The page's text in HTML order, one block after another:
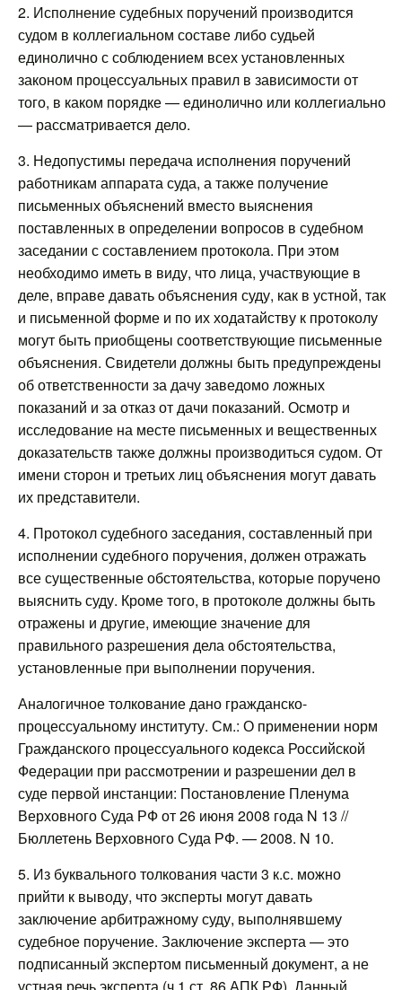
2. Исполнение судебных поручений производится
судом в коллегиальном составе либо судьей
единолично с соблюдением всех установленных
законом процессуальных правил в зависимости от
того, в каком порядке — единолично или коллегиально
— рассматривается дело.
3. Недопустимы передача исполнения поручений
работникам аппарата суда, а также получение
письменных объяснений вместо выяснения
поставленных в определении вопросов в судебном
заседании с составлением протокола. При этом
необходимо иметь в виду, что лица, участвующие в
деле, вправе давать объяснения суду, как в устной, так
и письменной форме и по их ходатайству к протоколу
могут быть приобщены соответствующие письменные
объяснения. Свидетели должны быть предупреждены
об ответственности за дачу заведомо ложных
показаний и за отказ от дачи показаний. Осмотр и
исследование на месте письменных и вещественных
доказательств также должны производиться судом. От
имени сторон и третьих лиц объяснения могут давать
их представители.
4. Протокол судебного заседания, составленный при
исполнении судебного поручения, должен отражать
все существенные обстоятельства, которые поручено
выяснить суду. Кроме того, в протоколе должны быть
отражены и другие, имеющие значение для
правильного разрешения дела обстоятельства,
установленные при выполнении поручения.
Аналогичное толкование дано гражданско-
процессуальному институту. См.: О применении норм
Гражданского процессуального кодекса Российской
Федерации при рассмотрении и разрешении дел в
суде первой инстанции: Постановление Пленума
Верховного Суда РФ от 26 июня 2008 года N 13 //
Бюллетень Верховного Суда РФ. — 2008. N 10.
5. Из буквального толкования части 3 к.с. можно
прийти к выводу, что эксперты могут давать
заключение арбитражному суду, выполнявшему
судебное поручение. Заключение эксперта — это
подписанный экспертом письменный документ, а не